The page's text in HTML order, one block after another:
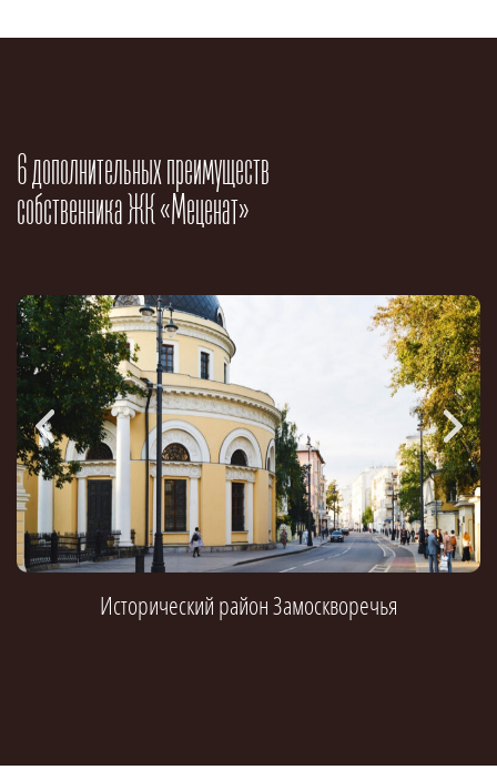
6 дополнительных преимуществ
собственника ЖК «Меценат»
Исторический район Замоскворечья